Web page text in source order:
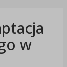
w